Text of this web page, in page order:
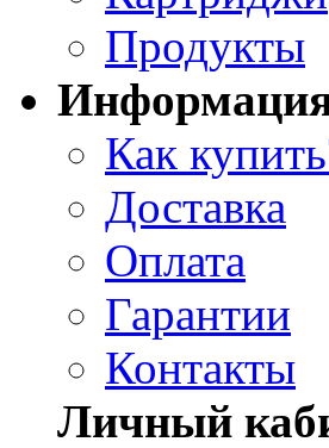
Продукты
Как
Доставка
Оплата
Гарантии
Контакты
Личный